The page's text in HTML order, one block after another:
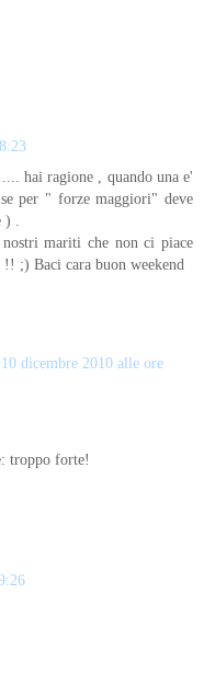
hai ragione , quando una e'
per " forze maggiori" deve
.
mariti che non ci piace
;) Baci cara buon weekend
10 dicembre 2010 alle ore
troppo forte!